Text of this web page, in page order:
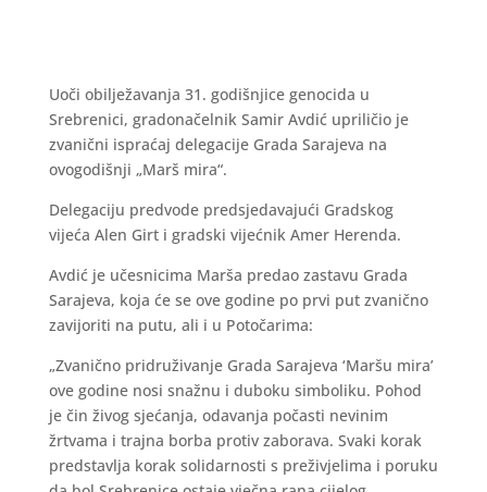
Uoči obilježavanja 31. godišnjice genocida u
Srebrenici, gradonačelnik Samir Avdić upriličio je
zvanični ispraćaj delegacije Grada Sarajeva na
ovogodišnji „Marš mira“.
Delegaciju predvode predsjedavajući Gradskog
vijeća Alen Girt i gradski vijećnik Amer Herenda.
Avdić je učesnicima Marša predao zastavu Grada
Sarajeva, koja će se ove godine po prvi put zvanično
zavijoriti na putu, ali i u Potočarima:
„Zvanično pridruživanje Grada Sarajeva ‘Maršu mira’
ove godine nosi snažnu i duboku simboliku. Pohod
je čin živog sjećanja, odavanja počasti nevinim
žrtvama i trajna borba protiv zaborava. Svaki korak
predstavlja korak solidarnosti s preživjelima i poruku